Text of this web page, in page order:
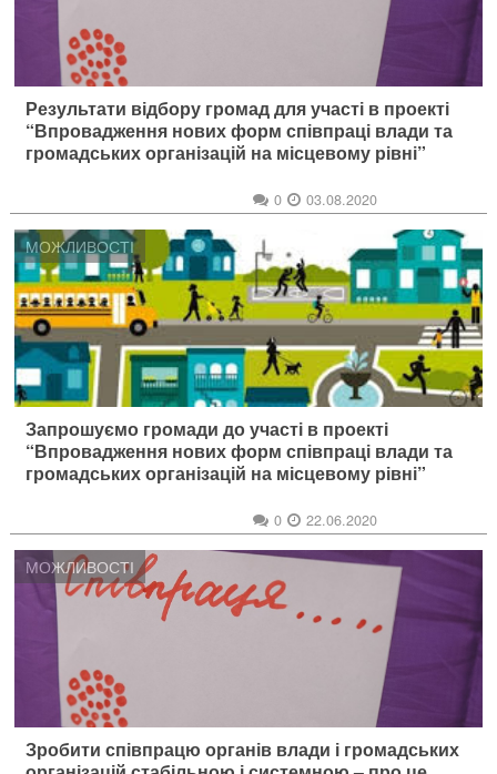
Результати відбору громад для участі в проекті
“Впровадження нових форм співпраці влади та
громадських організацій на місцевому рівні”
0 03.08.2020
МОЖЛИВОСТІ
Запрошуємо громади до участі в проекті
“Впровадження нових форм співпраці влади та
громадських організацій на місцевому рівні”
0 22.06.2020
МОЖЛИВОСТІ
Зробити співпрацю органів влади і громадських